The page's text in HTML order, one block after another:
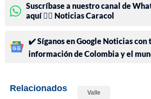
Suscríbase a nuestro canal de
aquí 👉🏻 Noticias Caracol
✔️ Síganos en Google Noticias con
información de Colombia y el
Relacionados Valle